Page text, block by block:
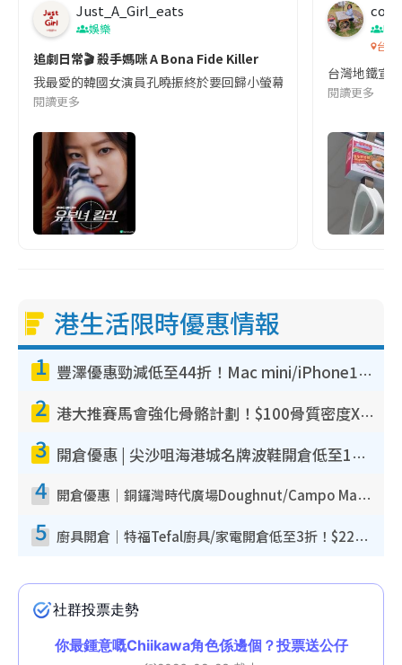
Just_A_Girl_eats
娛樂
追劇日常🎬 殺手媽咪 A Bona Fide Killer
我最愛的韓國女演員孔曉振終於要回歸小螢幕啦!這次的劇本改編
閱讀更多
co
吹
台灣
台灣地鐵宣
閱讀更多
港生活限時優惠情報
1 豐澤優惠勁減低至44折！Mac mini/iPhone17Pro大減價！廚房家電$220起
2 港大推賽馬會強化骨骼計劃！$100骨質密度X光檢查 完成免費運動訓練送超市禮券！附參加資格
3 開倉優惠 | 尖沙咀海港城名牌波鞋開倉低至1折！On鞋$899起／Joy&Peace鞋履$98起
4 開倉優惠｜銅鑼灣時代廣場Doughnut/Campo Marzio開倉低至1折！背囊、書包、手袋劈價$200起
5 廚具開倉｜特福Tefal廚具/家電開倉低至3折！$220起買平底鍋/炒鑊/湯煲！電飯煲/吸塵機/燙斗$418起